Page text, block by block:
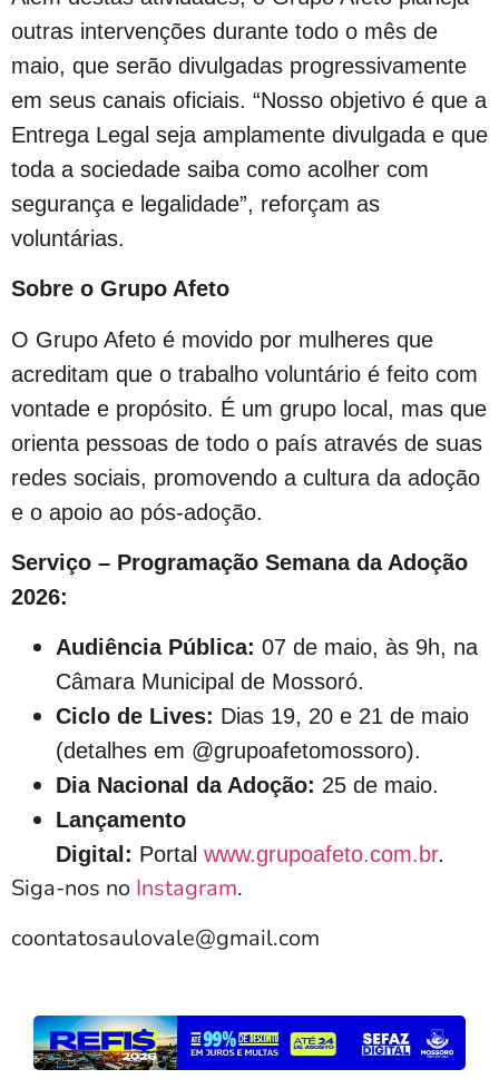
outras intervenções durante todo o mês de
maio, que serão divulgadas progressivamente
em seus canais oficiais. “Nosso objetivo é que a
Entrega Legal seja amplamente divulgada e que
toda a sociedade saiba como acolher com
segurança e legalidade”, reforçam as
voluntárias.
Sobre o Grupo Afeto
O Grupo Afeto é movido por mulheres que
acreditam que o trabalho voluntário é feito com
vontade e propósito. É um grupo local, mas que
orienta pessoas de todo o país através de suas
redes sociais, promovendo a cultura da adoção
e o apoio ao pós-adoção.
Serviço – Programação Semana da Adoção
2026:
Audiência Pública: 07 de maio, às 9h, na
Câmara Municipal de Mossoró.
Ciclo de Lives: Dias 19, 20 e 21 de maio
(detalhes em @grupoafetomossoro).
Dia Nacional da Adoção: 25 de maio.
Lançamento
Digital: Portal www.grupoafeto.com.br.
Siga-nos no Instagram.
coontatosaulovale@gmail.com